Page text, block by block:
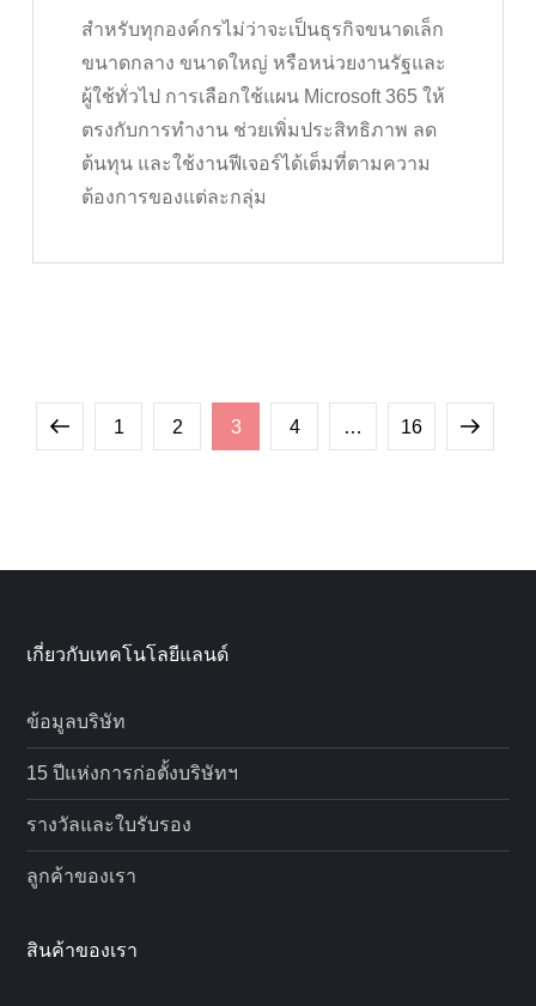
สำหรับทุกองค์กรไม่ว่าจะเป็นธุรกิจขนาดเล็ก
ขนาดกลาง ขนาดใหญ่ หรือหน่วยงานรัฐและ
ผู้ใช้ทั่วไป การเลือกใช้แผน Microsoft 365 ให้
ตรงกับการทำงาน ช่วยเพิ่มประสิทธิภาพ ลด
ต้นทุน และใช้งานฟีเจอร์ได้เต็มที่ตามความ
ต้องการของแต่ละกลุ่ม
Posts
PreviousPage
1 Page
2 Page
3 Page
4 … Page
16 Next
เกี่ยวกับเทคโนโลยีแลนด์
ข้อมูลบริษัท
15 ปีแห่งการก่อตั้งบริษัทฯ
รางวัลและใบรับรอง
ลูกค้าของเรา
สินค้าของเรา